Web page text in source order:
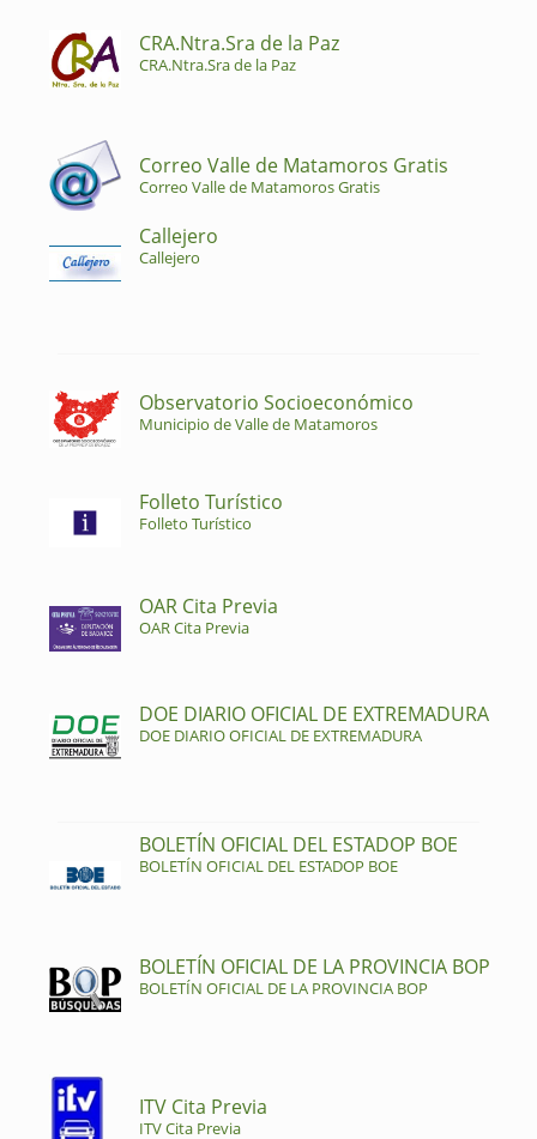
CRA.Ntra.Sra de la Paz
CRA.Ntra.Sra de la Paz
Correo Valle de Matamoros Gratis
Correo Valle de Matamoros Gratis
Callejero
Callejero
Observatorio Socioeconómico
Municipio de Valle de Matamoros
Folleto Turístico
Folleto Turístico
OAR Cita Previa
OAR Cita Previa
DOE DIARIO OFICIAL DE EXTREMADURA
DOE DIARIO OFICIAL DE EXTREMADURA
BOLETÍN OFICIAL DEL ESTADOP BOE
BOLETÍN OFICIAL DEL ESTADOP BOE
BOLETÍN OFICIAL DE LA PROVINCIA BOP
BOLETÍN OFICIAL DE LA PROVINCIA BOP
ITV Cita Previa
ITV Cita Previa